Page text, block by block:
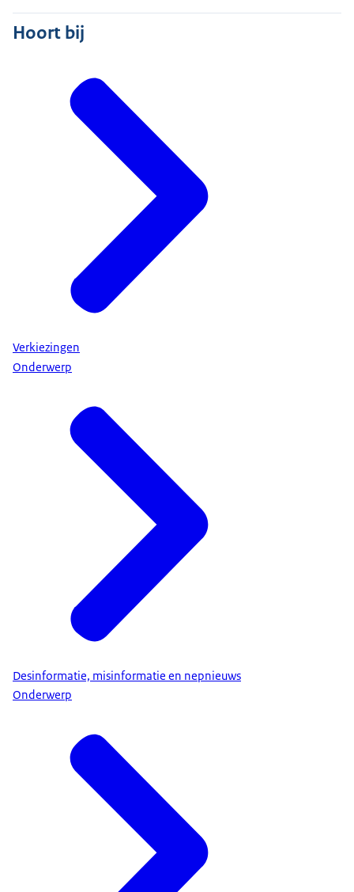
Hoort bij
Verkiezingen
Onderwerp
Desinformatie, misinformatie en nepnieuws
Onderwerp